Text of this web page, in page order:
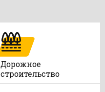
Дорожное
строительство